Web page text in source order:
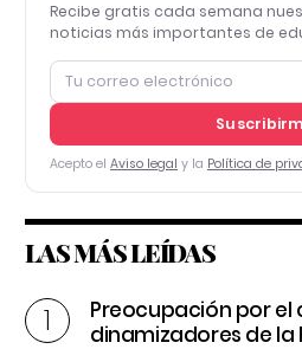
Recibe gratis cada semana
noticias más importantes de
Acepto el Aviso legal y la Política de
LAS MÁS LEÍDAS
Preocupación por el
dinamizadores de la